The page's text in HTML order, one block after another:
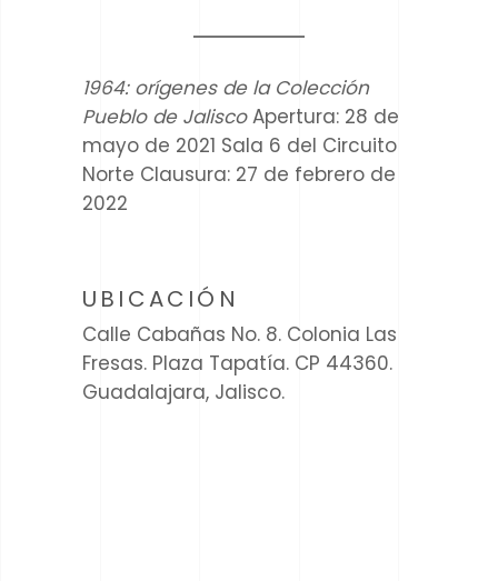
1964: orígenes de la Colección
Pueblo de Jalisco Apertura: 28 de
mayo de 2021 Sala 6 del Circuito
Norte Clausura: 27 de febrero de
2022
UBICACIÓN
Calle Cabañas No. 8. Colonia Las
Fresas. Plaza Tapatía. CP 44360.
Guadalajara, Jalisco.